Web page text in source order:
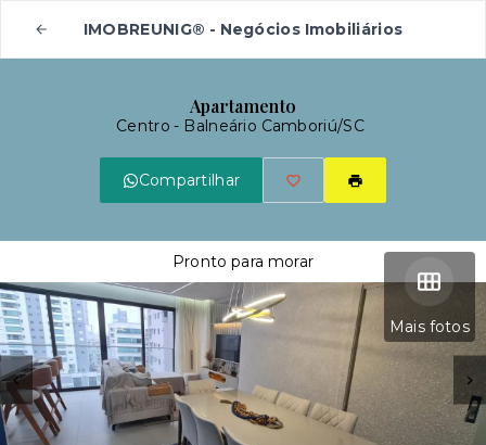
IMOBREUNIG® - Negócios Imobiliários
Apartamento
Centro - Balneário Camboriú/SC
Compartilhar
Mais fotos
Pronto para morar